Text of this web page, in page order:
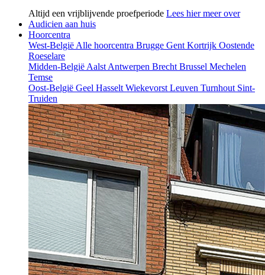
Altijd een vrijblijvende proefperiode Lees hier meer over
Audicien aan huis
Hoorcentra
West-België Alle hoorcentra Brugge Gent Kortrijk Oostende
Roeselare
Midden-België Aalst Antwerpen Brecht Brussel Mechelen
Temse
Oost-België Geel Hasselt Wiekevorst Leuven Turnhout Sint-
Truiden